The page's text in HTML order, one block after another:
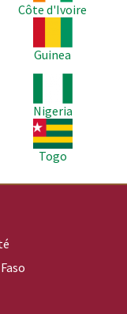
Côte d'Ivoire
Guinea
Nigeria
Image
Togo